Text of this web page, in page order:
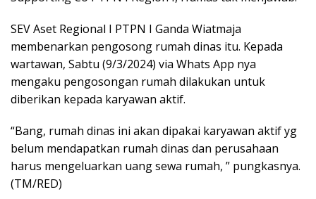
SEV Aset Regional I PTPN I Ganda Wiatmaja
membenarkan pengosong rumah dinas itu. Kepada
wartawan, Sabtu (9/3/2024) via Whats App nya
mengaku pengosongan rumah dilakukan untuk
diberikan kepada karyawan aktif.
“Bang, rumah dinas ini akan dipakai karyawan aktif yg
belum mendapatkan rumah dinas dan perusahaan
harus mengeluarkan uang sewa rumah, ” pungkasnya.
(TM/RED)